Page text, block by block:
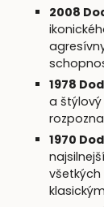
2008
1978
a
1970